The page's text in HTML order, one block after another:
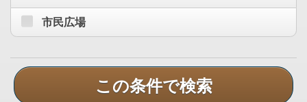
市民広場
この条件で検索